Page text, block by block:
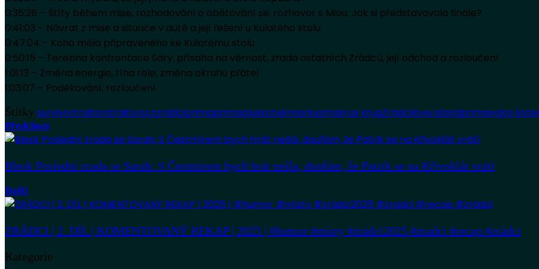
0:35:26 – Štíty během mise, rozhodování o obětování se, rozhovor s Miou. Jak si představovala finále?
0:41:03 – Návrat z mise a situace v autě a její řešení u Kulatého stolu
0:47:04 – Koho měla připraveného ke Kulatému stolu
0:50:15 – Terezina konfrontace Sáry, přísaha na věrnost, zrada ostatních Zrádců, její odchod a rozloučení
1:01:13 – Změna energie, tíha role, změna okruhu přátel
1:03:07 – Poděkování, rozloučení
Štítky survivortraitorstraitorsczzrádciprimaprimapluskotekmarkusmakrus krugZrádcilove islandprimavojta
Předchozí
Blesk Poslední zrada se Sarah: S Čestmírem bych hrát nešla, doufám, že Patrik se na Křivoklát vrátí
Další
ZRÁDCI | 2. DÍL | KOMENTOVANÝ REKAP | 2025 | #humor #místy #zrádci2025 #zradci #recap #zrádci
Kategorie